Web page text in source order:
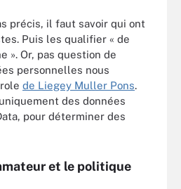
précis, il faut savoir qui ont
Puis les qualifier « de
». Or, pas question de
personnelles nous
de Liegey Muller Pons.
des données
pour déterminer des
et le politique